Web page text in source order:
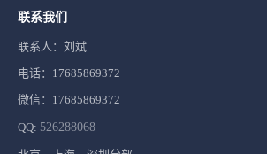
联系我们
联系人：刘斌
电话：17685869372
微信：17685869372
QQ: 526288068